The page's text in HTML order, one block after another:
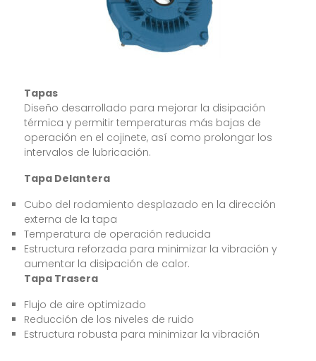
Tapas
Diseño desarrollado para mejorar la disipación
térmica y permitir temperaturas más bajas de
operación en el cojinete, así como prolongar los
intervalos de lubricación.
Tapa Delantera
Cubo del rodamiento desplazado en la dirección
externa de la tapa
Temperatura de operación reducida
Estructura reforzada para minimizar la vibración y
aumentar la disipación de calor.
Tapa Trasera
Flujo de aire optimizado
Reducción de los niveles de ruido
Estructura robusta para minimizar la vibración